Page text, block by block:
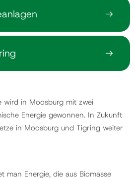
wird in Moosburg mit zwei
Energie gewonnen. In Zukunft
in Moosburg und Tigring weiter
man Energie, die aus Biomasse